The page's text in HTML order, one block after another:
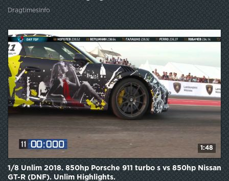
DragtimesInfo
1:48
1/8 Unlim 2018. 850hp Porsche 911 turbo s vs 850hp Nissan
GT-R (DNF). Unlim Highlights.